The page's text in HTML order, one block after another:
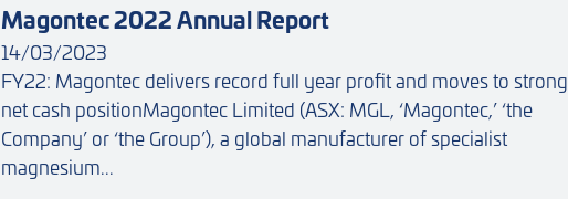
Magontec 2022 Annual Report
14/03/2023
FY22: Magontec delivers record full year profit and moves to strong
net cash positionMagontec Limited (ASX: MGL, ‘Magontec,’ ‘the
Company’ or ‘the Group’), a global manufacturer of specialist
magnesium...